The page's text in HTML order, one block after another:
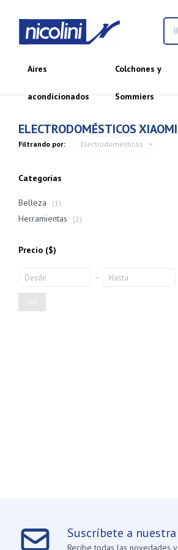
Aires
acondicionados
Colchones y
Sommiers
ELECTRODOMÉSTICOS XIAOMI
Filtrando por:
Electrodomésticos
Categorías
Belleza (1)
Herramientas (2)
Precio ($)
OK
Suscríbete a
Recibe todas las novedades